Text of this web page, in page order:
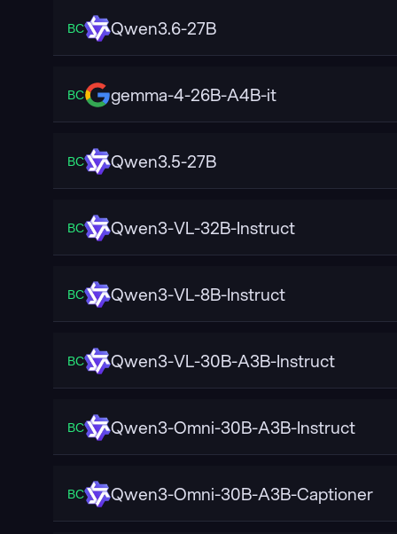
ВС Qwen3.6-27B
ВС gemma-4-26B-A4B-it
ВС Qwen3.5-27B
ВС Qwen3-VL-32B-Instruct
ВС Qwen3-VL-8B-Instruct
ВС Qwen3-VL-30B-A3B-Instruct
ВС Qwen3-Omni-30B-A3B-Instruct
ВС Qwen3-Omni-30B-A3B-Captioner